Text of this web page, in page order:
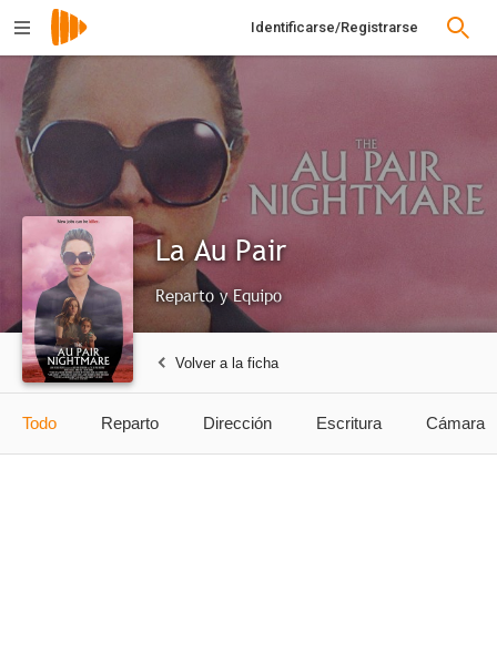
Identificarse/Registrarse
La Au Pair
Reparto y Equipo
Volver a la ficha
Todo Reparto Dirección Escritura Cámara